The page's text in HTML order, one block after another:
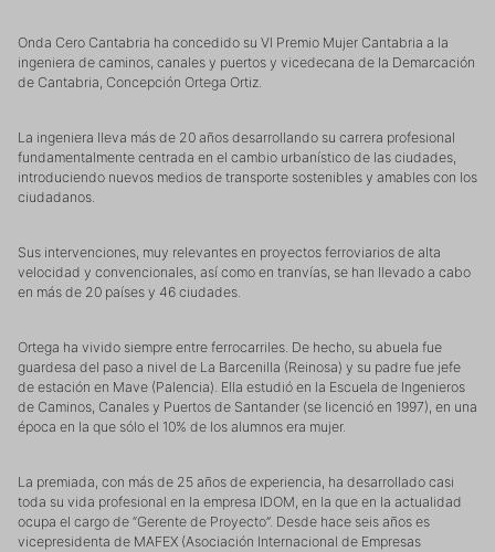
Onda Cero Cantabria ha concedido su VI Premio Mujer Cantabria a la
ingeniera de caminos, canales y puertos y vicedecana de la Demarcación
de Cantabria, Concepción Ortega Ortiz.
La ingeniera lleva más de 20 años desarrollando su carrera profesional
fundamentalmente centrada en el cambio urbanístico de las ciudades,
introduciendo nuevos medios de transporte sostenibles y amables con los
ciudadanos.
Sus intervenciones, muy relevantes en proyectos ferroviarios de alta
velocidad y convencionales, así como en tranvías, se han llevado a cabo
en más de 20 países y 46 ciudades.
Ortega ha vivido siempre entre ferrocarriles. De hecho, su abuela fue
guardesa del paso a nivel de La Barcenilla (Reinosa) y su padre fue jefe
de estación en Mave (Palencia). Ella estudió en la Escuela de Ingenieros
de Caminos, Canales y Puertos de Santander (se licenció en 1997), en una
época en la que sólo el 10% de los alumnos era mujer.
La premiada, con más de 25 años de experiencia, ha desarrollado casi
toda su vida profesional en la empresa IDOM, en la que en la actualidad
ocupa el cargo de “Gerente de Proyecto”. Desde hace seis años es
vicepresidenta de MAFEX (Asociación Internacional de Empresas